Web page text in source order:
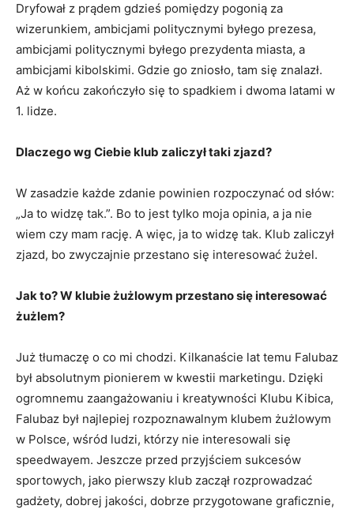
Dryfował z prądem gdzieś pomiędzy pogonią za
wizerunkiem, ambicjami politycznymi byłego prezesa,
ambicjami politycznymi byłego prezydenta miasta, a
ambicjami kibolskimi. Gdzie go zniosło, tam się znalazł.
Aż w końcu zakończyło się to spadkiem i dwoma latami w
1. lidze.
Dlaczego wg Ciebie klub zaliczył taki zjazd?
W zasadzie każde zdanie powinien rozpoczynać od słów:
„Ja to widzę tak.”. Bo to jest tylko moja opinia, a ja nie
wiem czy mam rację. A więc, ja to widzę tak. Klub zaliczył
zjazd, bo zwyczajnie przestano się interesować żużel.
Jak to? W klubie żużlowym przestano się interesować
żużlem?
Już tłumaczę o co mi chodzi. Kilkanaście lat temu Falubaz
był absolutnym pionierem w kwestii marketingu. Dzięki
ogromnemu zaangażowaniu i kreatywności Klubu Kibica,
Falubaz był najlepiej rozpoznawalnym klubem żużlowym
w Polsce, wśród ludzi, którzy nie interesowali się
speedwayem. Jeszcze przed przyjściem sukcesów
sportowych, jako pierwszy klub zaczął rozprowadzać
gadżety, dobrej jakości, dobrze przygotowane graficznie,